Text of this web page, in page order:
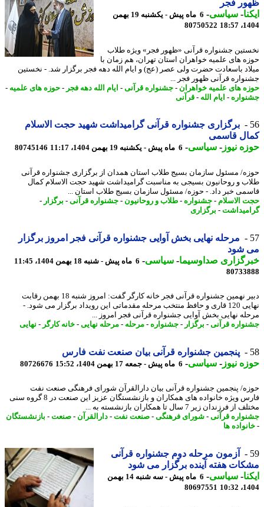
فجر
-سیاسی-
6 ماه پیش - یکشنبه 19 بهمن
80750522
جشنواره قرآنی «ظهور فجر» ویژه طلاب
های علمیه خواهران استان تهران، هم زمان با
باسعادت حضرت ولی عصر (عج) و ایام الله دهه فجر برگزار شد. - نخستین
قرآنی ظهور فجر ...
های علمیه خواهران- جشنواره قرآنی- ایام الله دهه فجر -حوزه های علمیه-
- ایام الله-قرآنی
برگزاری جشنواره قرآنی گرامیداشت شهید حجت الاسلام
قاسمی
نیوز-سیاسی-6 ماه پیش - یکشنبه 19 بهمن 1404، 11:17 80745146
مسئول سازمان بسیج طلاب استان همدان از برگزاری جشنواره قرآنی
و روحانیون بسیجی به مناسبت گرامیداشت شهید حجت الاسلام کمال
خبر داد. - حوزه/ مسئول سازمان بسیج طلاب استان ...
الاسلام-جشنواره- طلاب و روحانیون-جشنواره قرآنی- برگزار -
-برگزاری
مرحله نهایی بخش آوایی جشنواره قرآنی فجر امروز برگزار
شود
صداوسیما-سیاسی-6 ماه پیش - شنبه 18 بهمن 1404، 11:45
دبیر نهمین جشنواره قرآنی فجر خانه کارگر گفت: امروز شنبه 18 بهمن رقابت
نهایی 120 قاری و حافظ منتخب مرحله مقدماتی این رویداد برگزار می شود. -
نهایی بخش آوایی جشنواره قرآنی فجر امروز ...
قرآنی- برگزار - جشنواره- مرحله-مرحله نهایی-خانه کارگر- نهایی
پنجمین جشنواره قرآنی بیان صنعت نفت فارس
نیوز-سیاسی-6 ماه پیش - جمعه 17 بهمن 1404، 15:52 80726676
پنجمین جشنواره قرآنی بیان دارالقرآن شورای فرهنگی صنعت نفت
فارس ویژه خانواده های همکاران و بازنشستگان عزیز این صنعت در 8 گروه سنی
فرزندان زیر 7 سال تا همکاران بازنشسته به ...
قرآنی- شورای فرهنگی-صنعت نفت -دارالقرآن- صنعت-بازنشستگان
ها
آزمون مرحله دوم جشنواره قرآنی
هفته آینده برگزار می شود
-سیاسی-
6 ماه پیش - سه شنبه 14 بهمن
80697551